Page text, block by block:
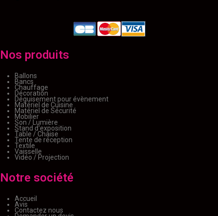
Nos produits
Ballons
Bancs
Chauffage
Décoration
Déguisement pour évènement
Matériel de Cuisine
Matériel de Sécurité
Mobilier
Son / Lumière
Stand d'exposition
Table / Chaise
Tente de réception
Textile
Vaisselle
Vidéo / Projection
Notre société
Accueil
Avis
Contactez nous